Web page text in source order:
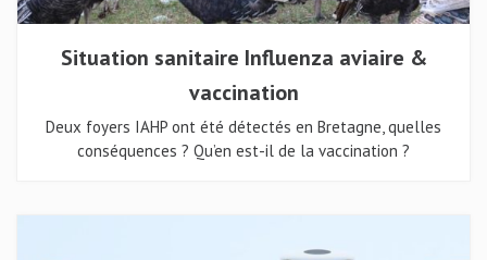
Situation sanitaire Influenza aviaire &
vaccination
Deux foyers IAHP ont été détectés en Bretagne, quelles
conséquences ? Qu’en est-il de la vaccination ?